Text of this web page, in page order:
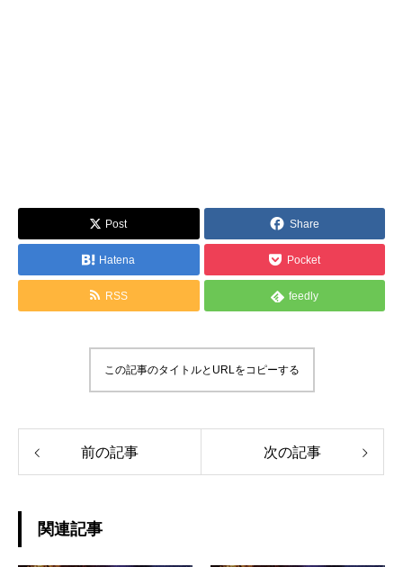
Post Share
Hatena Pocket
RSS feedly
この記事のタイトルとURLをコピーする
前の記事 次の記事
関連記事